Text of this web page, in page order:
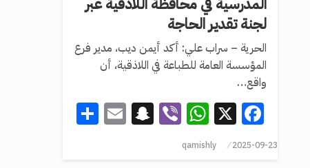
لجنة تقدير الحاجة
الحرية – سراب علي: أكد أيمن ديب، مدير فرع
المؤسسة العامة للطباعة في اللاذقية، أن
واقع…
Facebook
X
WhatsApp
Viber
Snapchat
Email
2025-09-23
qamishly